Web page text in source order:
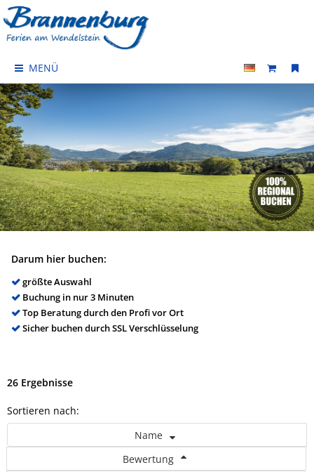
MENÜ
Darum hier buchen:
größte Auswahl
Buchung in nur 3 Minuten
Top Beratung durch den Profi vor Ort
Sicher buchen durch SSL Verschlüsselung
26 Ergebnisse
Sortieren nach:
Name
Bewertung